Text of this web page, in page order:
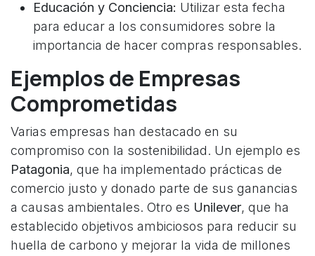
Educación y Conciencia: Utilizar esta fecha
para educar a los consumidores sobre la
importancia de hacer compras responsables.
Ejemplos de Empresas
Comprometidas
Varias empresas han destacado en su
compromiso con la sostenibilidad. Un ejemplo es
Patagonia, que ha implementado prácticas de
comercio justo y donado parte de sus ganancias
a causas ambientales. Otro es Unilever, que ha
establecido objetivos ambiciosos para reducir su
huella de carbono y mejorar la vida de millones